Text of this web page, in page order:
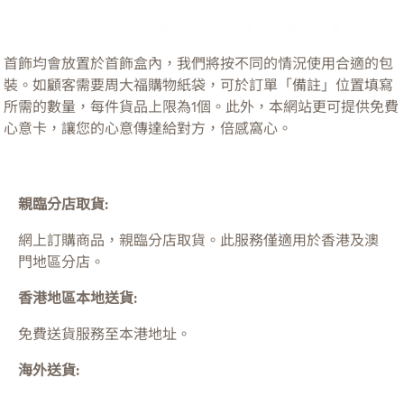
首飾均會放置於首飾盒內，我們將按不同的情況使用合適的包
裝。如顧客需要周大福購物紙袋，可於訂單「備註」位置填寫
所需的數量，每件貨品上限為1個。此外，本網站更可提供免費
心意卡，讓您的心意傳達給對方，倍感窩心。
親臨分店取貨:
網上訂購商品，親臨分店取貨。此服務僅適用於香港及澳
門地區分店。
香港地區本地送貨:
免費送貨服務至本港地址。
海外送貨: